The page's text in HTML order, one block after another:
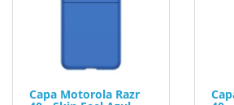
Capa Motorola Razr